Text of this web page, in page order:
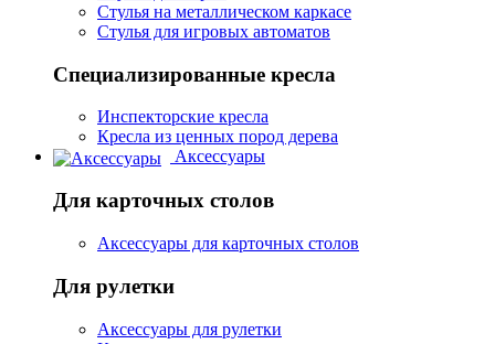
Стулья на металлическом каркасе
Стулья для игровых автоматов
Специализированные кресла
Инспекторские кресла
Кресла из ценных пород дерева
Аксессуары
Для карточных столов
Аксессуары для карточных столов
Для рулетки
Аксессуары для рулетки